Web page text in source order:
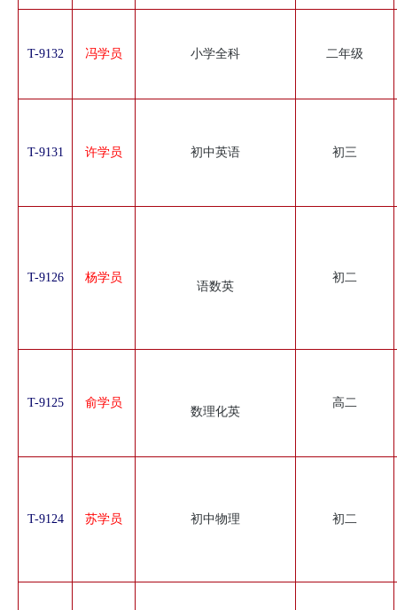
T-9132 冯学员 小学全科 二年级
T-9131 许学员 初中英语 初三
T-9126 杨学员
语数英
初二
T-9125 俞学员
数理化英
高二
T-9124 苏学员 初中物理 初二